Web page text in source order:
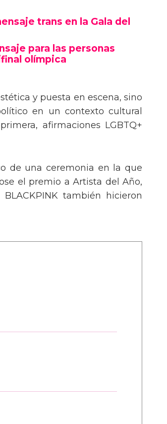
trans en la Gala del
para las personas
olímpica
y puesta en escena, sino
en un contexto cultural
afirmaciones LGBTQ+
de una ceremonia en la que
el premio a Artista del Año,
también hicieron